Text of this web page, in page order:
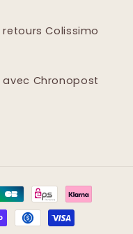
Colissimo
Chronopost